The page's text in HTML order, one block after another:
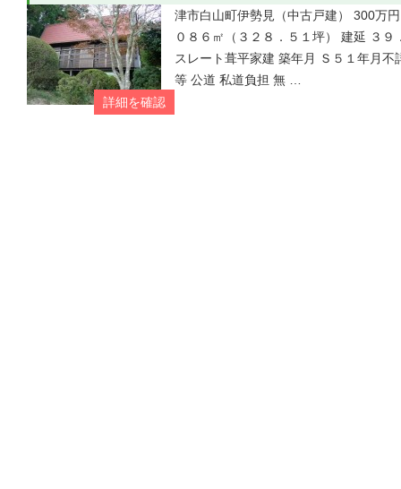
津市白山町伊勢見（中古戸建） 300万
０８６㎡（３２８．５１坪） 建延 ３
スレート葺平家建 築年月 Ｓ５１年月
等 公道 私道負担 無 …
詳細を確認